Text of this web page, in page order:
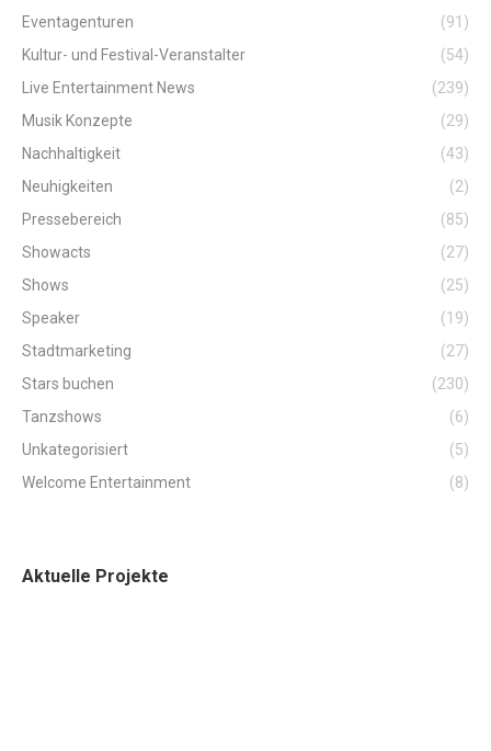
Eventagenturen
(91)
Kultur- und Festival-Veranstalter
(54)
Live Entertainment News
(239)
Musik Konzepte
(29)
Nachhaltigkeit
(43)
Neuhigkeiten
(2)
Pressebereich
(85)
Showacts
(27)
Shows
(25)
Speaker
(19)
Stadtmarketing
(27)
Stars buchen
(230)
Tanzshows
(6)
Unkategorisiert
(5)
Welcome Entertainment
(8)
Aktuelle Projekte